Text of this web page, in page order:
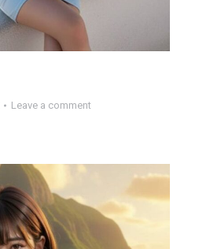
Leave a comment